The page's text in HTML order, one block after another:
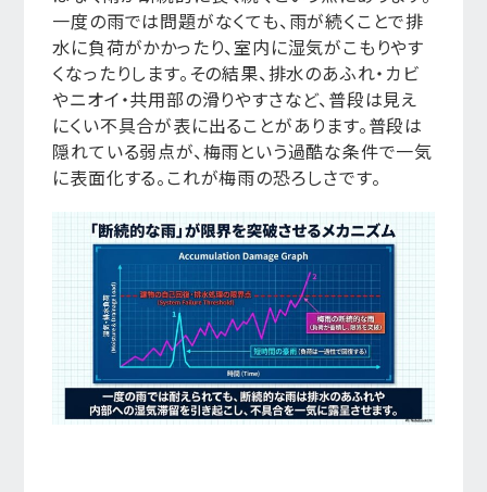
一度の雨では問題がなくても、雨が続くことで排
水に負荷がかかったり、室内に湿気がこもりやす
くなったりします。その結果、排水のあふれ・カビ
やニオイ・共用部の滑りやすさなど、普段は見え
にくい不具合が表に出ることがあります。普段は
隠れている弱点が、梅雨という過酷な条件で一気
に表面化する。これが梅雨の恐ろしさです。